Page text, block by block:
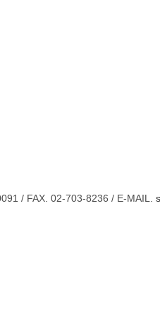
/ FAX. 02-703-8236 / E-MAIL.